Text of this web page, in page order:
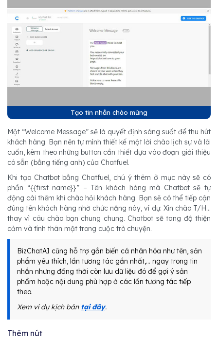
Tạo tin nhắn chào mừng
Một “Welcome Message” sẽ là quyết định sáng suốt để thu hút
khách hàng. Bạn nên tự mình thiết kế một lời chào lịch sự và lôi
cuốn, kèm theo những button cần thiết dựa vào đoạn giới thiệu
có sẵn (bằng tiếng anh) của Chatfuel.
Khi tạo Chatbot bằng Chatfuel, chú ý thêm ở mục này sẽ có
phần “{{first name}}” – Tên khách hàng mà Chatbot sẽ tự
động cài thêm khi chào hỏi khách hàng. Bạn sẽ có thể tiếp cận
đúng tên khách hàng nhờ chức năng này, ví dụ: Xin chào T/H…
thay vì câu chào bạn chung chung. Chatbot sẽ tang độ thiện
cảm và tính thân mật trong cuộc trò chuyện.
BizChatAI cũng hỗ trợ gắn biến cá nhân hóa như tên, sản
phẩm yêu thích, lần tương tác gần nhất,… ngay trong tin
nhắn nhưng đồng thời còn lưu dữ liệu đó để gợi ý sản
phẩm hoặc nội dung phù hợp ở các lần tương tác tiếp
theo.
Xem ví dụ kịch bản tại đây.
Thêm nút